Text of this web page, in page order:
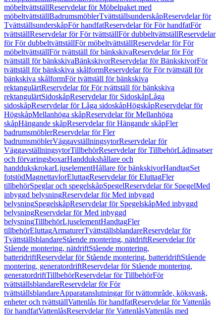
möbeltvättställReservdelar för Möbelpaket med
möbeltvättställBadrumsmöblerTvättställsunderskåpReservdelar för
TvättställsunderskåpFör handfatReservdelar för För handfatFör
tvättställReservdelar för För tvättställFör dubbeltvättställReservdelar
för För dubbeltvättställFör möbeltvättställReservdelar för För
möbeltvättställFör tvättställ för bänkskivaReservdelar för För
tvättställ för bänkskivaBänkskivorReservdelar för BänkskivorFör
tvättställ för bänkskiva skålformReservdelar för För tvättställ för
bänkskiva skålformFör tvättställ för bänkskiva
rektangulärtReservdelar för För tvättställ för bänkskiva
rektangulärtSidoskåpReservdelar för SidoskåpLåga
sidoskåpReservdelar för Låga sidoskåpHögskåpReservdelar för
HögskåpMellanhöga skåpReservdelar för Mellanhöga
skåpHängande skåpReservdelar för Hängande skåpFler
badrumsmöblerReservdelar för Fler
badrumsmöblerVäggavställningsytorReservdelar för
VäggavställningsytorTillbehörReservdelar för TillbehörLådinsatser
och förvaringsboxarHanddukshållare och
handdukskrokarLjuselementHållare för bänkskivorHandtagSet
fotstödMagnettavlorEluttagReservdelar för EluttagFler
tillbehörSpeglar och spegelskåpSpegelReservdelar för SpegelMed
inbyggd belysningReservdelar för Med inbyggd
belysningSpegelskåpReservdelar för SpegelskåpMed inbyggd
belysningReservdelar för Med inbyggd
belysningTillbehörLjuselementHandtagFler
tillbehörEluttagArmaturerTvättställsblandareReservdelar för
TvättställsblandareStående montering, nätdriftReservdelar för
Stående montering, nätdriftStående montering,
batteridriftReservdelar för Stående montering, batteridriftStående
montering, generatordriftReservdelar för Stående montering,
generatordriftTillbehörReservdelar för TillbehörFör
tvättställsblandareReservdelar för För
tvättställsblandareApparatanslutningar för tvättområde, köksvask,
enheter och tvättställVattenlås för handfatReservdelar för Vattenlås
för handfatVattenlåsReservdelar för VattenlåsVattenlås med